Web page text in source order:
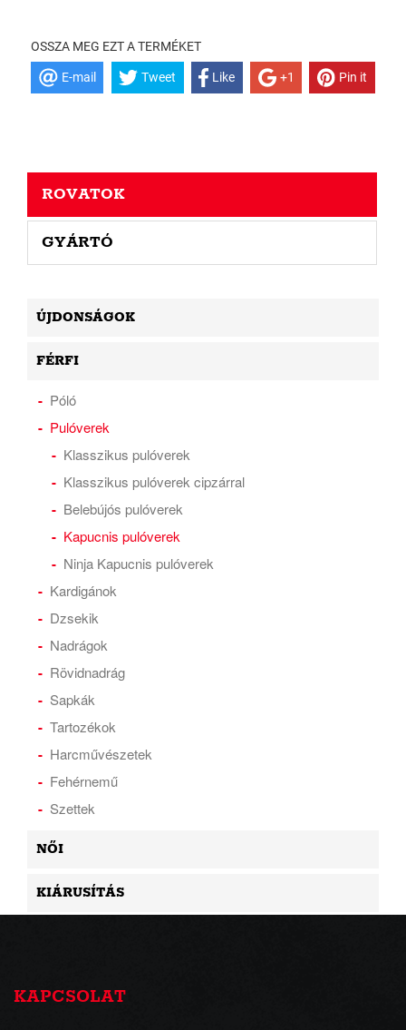
OSSZA MEG EZT A TERMÉKET
E-mail Tweet Like +1 Pin it
ROVATOK
GYÁRTÓ
ÚJDONSÁGOK
FÉRFI
Póló
Pulóverek
Klasszikus pulóverek
Klasszikus pulóverek cipzárral
Belebújós pulóverek
Kapucnis pulóverek
Ninja Kapucnis pulóverek
Kardigánok
Dzsekik
Nadrágok
Rövidnadrág
Sapkák
Tartozékok
Harcművészetek
Fehérnemű
Szettek
NŐI
KIÁRUSÍTÁS
KAPCSOLAT